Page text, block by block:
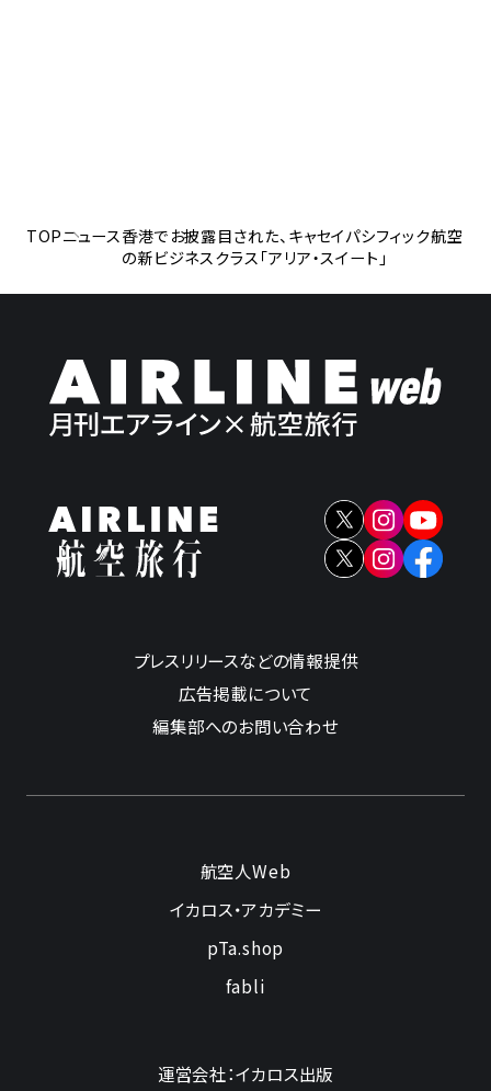
TOPニュース香港でお披露目された、キャセイパシフィック航空
の新ビジネスクラス「アリア・スイート」
プレスリリースなどの情報提供
広告掲載について
編集部へのお問い合わせ
航空人Web
イカロス・アカデミー
pTa.shop
fabli
運営会社：イカロス出版